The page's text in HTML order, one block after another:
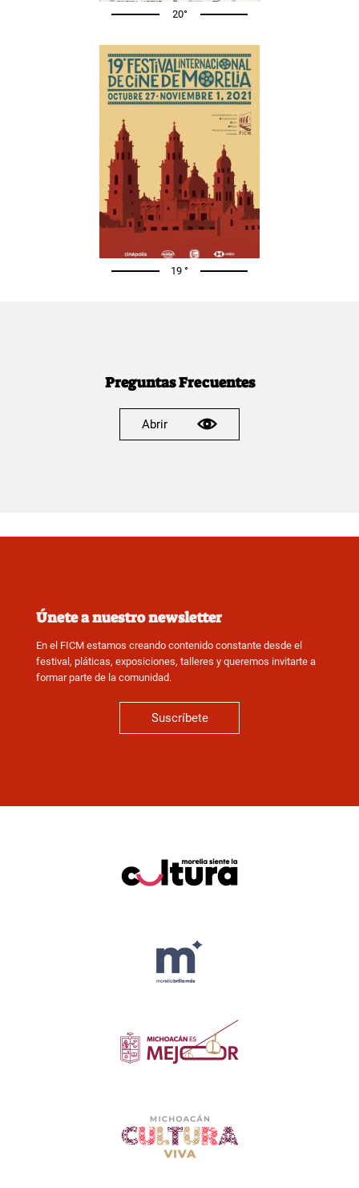
20°
19 °
Preguntas Frecuentes
Abrir
Únete a nuestro newsletter
En el FICM estamos creando contenido constante desde el
festival, pláticas, exposiciones, talleres y queremos invitarte a
formar parte de la comunidad.
Suscríbete